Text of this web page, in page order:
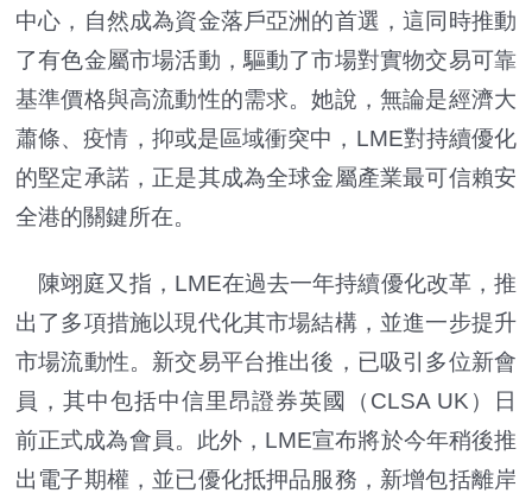
中心，自然成為資金落戶亞洲的首選，這同時推動
了有色金屬市場活動，驅動了市場對實物交易可靠
基準價格與高流動性的需求。她說，無論是經濟大
蕭條、疫情，抑或是區域衝突中，LME對持續優化
的堅定承諾，正是其成為全球金屬產業最可信賴安
全港的關鍵所在。
陳翊庭又指，LME在過去一年持續優化改革，推
出了多項措施以現代化其市場結構，並進一步提升
市場流動性。新交易平台推出後，已吸引多位新會
員，其中包括中信里昂證券英國（CLSA UK）日
前正式成為會員。此外，LME宣布將於今年稍後推
出電子期權，並已優化抵押品服務，新增包括離岸